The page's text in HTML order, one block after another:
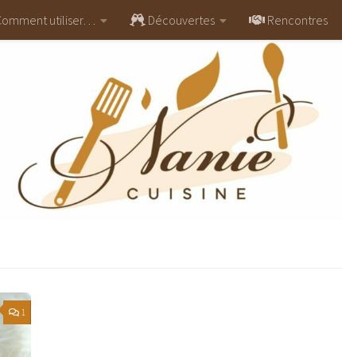
utiliser… Découvertes Rencontres
1